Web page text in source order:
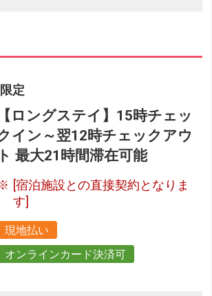
定
【ロングステイ】15時チェッ
イン～翌12時チェックアウ
ト 最大21時間滞在可能
[宿泊施設との直接契約となりま
す]
現地払い
オンラインカード決済可